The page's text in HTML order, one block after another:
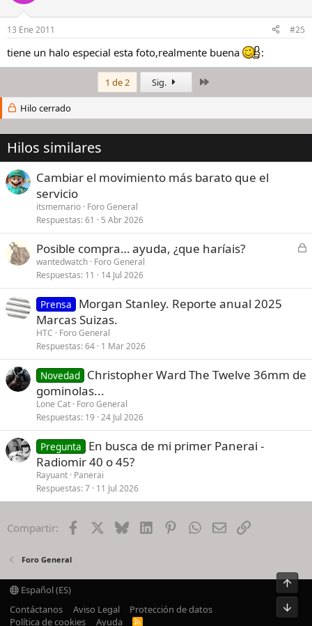
13 Ene 2011 #25
tiene un halo especial esta foto,realmente buena :
1 de 2 Sig.
Hilo cerrado
Hilos similares
Cambiar el movimiento más barato que el
servicio
itsmemario Foro General
Respuestas 61 5 Abr 2026
C
r
Posible compra… ayuda, ¿que haríais?
wantedwatch Foro General
Respuestas 11 14 Jul 2026
Prensa
Morgan Stanley. Reporte anual 2025
Marcas Suizas.
HTC
Foro General
Respuestas 64 1 Mar 2026
Novedad Christopher Ward The Twelve 36mm de
gominolas...
Lone Cat Foro General
Respuestas 19 24 Jul 2026
Pregunta
En busca de mi primer Panerai -
Radiomir 40 o 45?
Rayuant Panerai
Respuestas 7 11 Jul 2026
Compartir: Facebook BlueskyLinkedInPinterestWhatsApp
EmailEnlace
Foro General
Español (ES)
Contáctanos
Aviso Legal
Protección de datos
Política de cookies
Ayuda R